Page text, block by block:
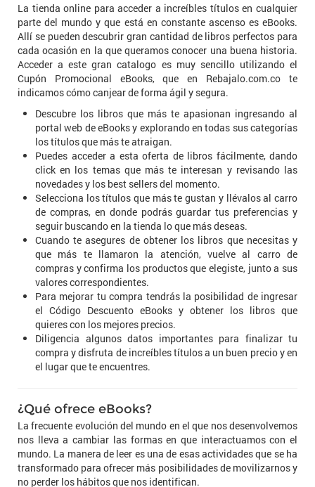
La tienda online para acceder a increíbles títulos en cualquier
parte del mundo y que está en constante ascenso es eBooks.
Allí se pueden descubrir gran cantidad de libros perfectos para
cada ocasión en la que queramos conocer una buena historia.
Acceder a este gran catalogo es muy sencillo utilizando el
Cupón Promocional eBooks, que en Rebajalo.com.co te
indicamos cómo canjear de forma ágil y segura.
Descubre los libros que más te apasionan ingresando al
portal web de eBooks y explorando en todas sus categorías
los títulos que más te atraigan.
Puedes acceder a esta oferta de libros fácilmente, dando
click en los temas que más te interesan y revisando las
novedades y los best sellers del momento.
Selecciona los títulos que más te gustan y llévalos al carro
de compras, en donde podrás guardar tus preferencias y
seguir buscando en la tienda lo que más deseas.
Cuando te asegures de obtener los libros que necesitas y
que más te llamaron la atención, vuelve al carro de
compras y confirma los productos que elegiste, junto a sus
valores correspondientes.
Para mejorar tu compra tendrás la posibilidad de ingresar
el Código Descuento eBooks y obtener los libros que
quieres con los mejores precios.
Diligencia algunos datos importantes para finalizar tu
compra y disfruta de increíbles títulos a un buen precio y en
el lugar que te encuentres.
¿Qué ofrece eBooks?
La frecuente evolución del mundo en el que nos desenvolvemos
nos lleva a cambiar las formas en que interactuamos con el
mundo. La manera de leer es una de esas actividades que se ha
transformado para ofrecer más posibilidades de movilizarnos y
no perder los hábitos que nos identifican.